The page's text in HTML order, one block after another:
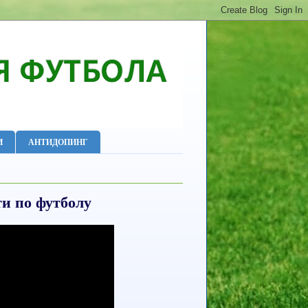
АНТИДОПИНГ
по футболу